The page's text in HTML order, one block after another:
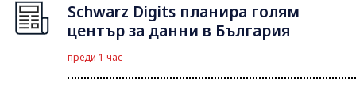
Schwarz Digits планира голям
център за данни в България
преди 1 час